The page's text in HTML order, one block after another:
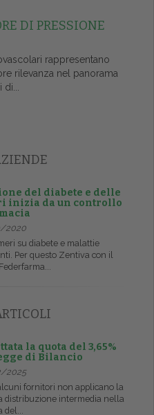
DI PRESSIONE
rappresentano
rilevanza nel panorama
del diabete e delle
inizia da un controllo
2020
su diabete e malattie
Per questo Zentiva con il
la quota del 3,65%
di Bilancio
2025
fornitori non applicano la
distribuzione intermedia nella
del...